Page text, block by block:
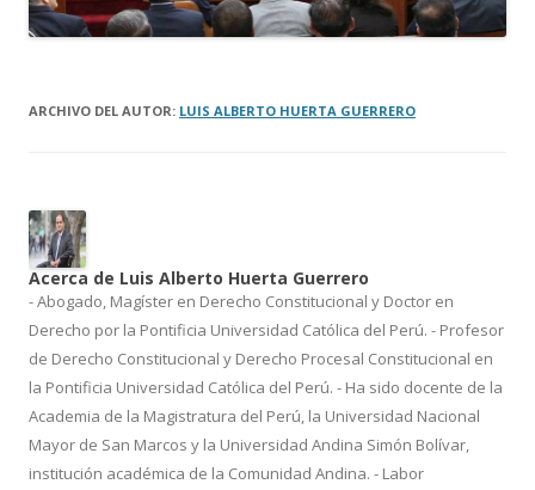
ARCHIVO DEL AUTOR: LUIS ALBERTO HUERTA GUERRERO
Acerca de Luis Alberto Huerta Guerrero
- Abogado, Magíster en Derecho Constitucional y Doctor en
Derecho por la Pontificia Universidad Católica del Perú. - Profesor
de Derecho Constitucional y Derecho Procesal Constitucional en
la Pontificia Universidad Católica del Perú. - Ha sido docente de la
Academia de la Magistratura del Perú, la Universidad Nacional
Mayor de San Marcos y la Universidad Andina Simón Bolívar,
institución académica de la Comunidad Andina. - Labor